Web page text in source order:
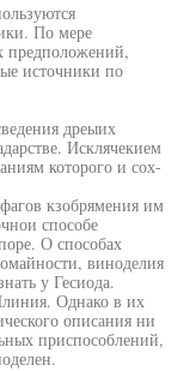
По мере
предположений,
источники по
дреыих
Исклячекием
которого и сох-
кзобрямения им
способе
О способах
виноделия
у Гесиода.
Однако в их
описания ни
приспособлений,